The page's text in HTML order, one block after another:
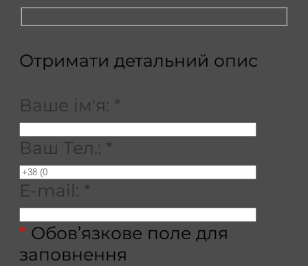
Отримати детальний опис
Ваше ім'я: *
Ваш Тел.: *
E-mail: *
* Обов’язкове поле для
заповнення